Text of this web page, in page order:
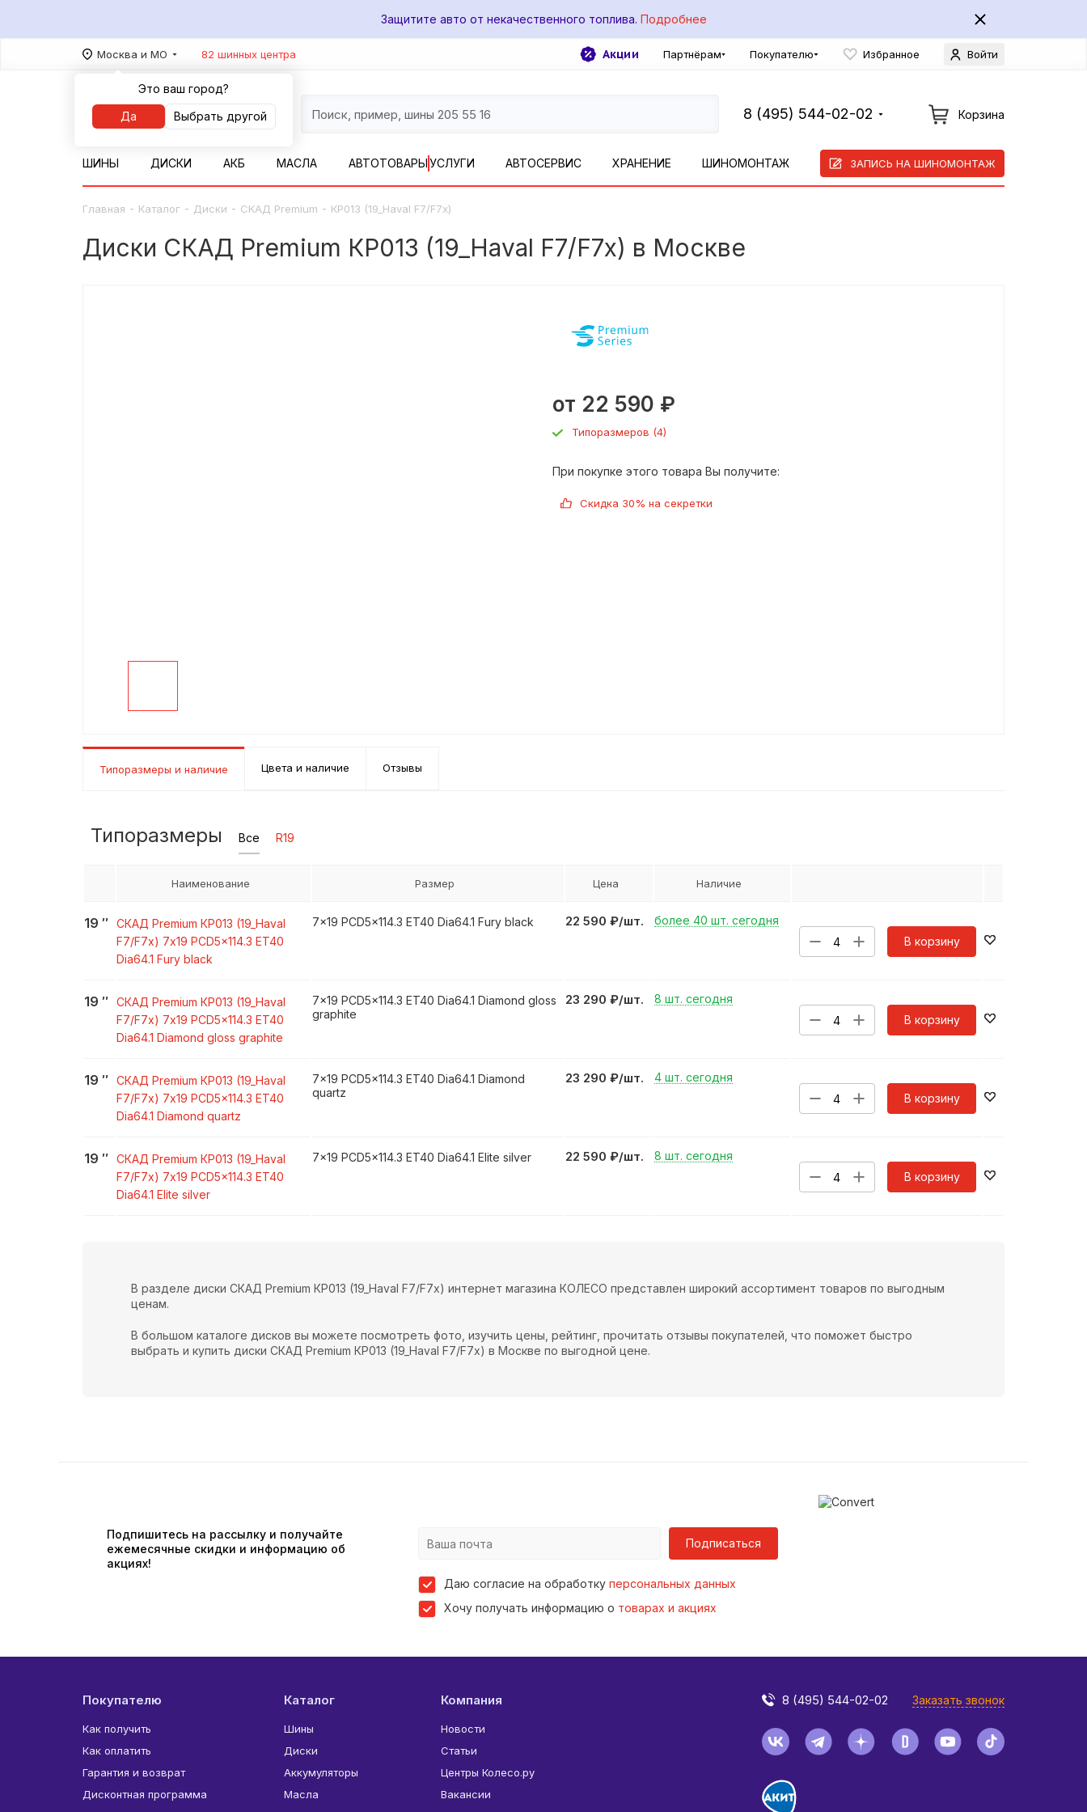
Защитите авто от некачественного топлива. Подробнее
Москва и МО
Это ваш город?
Да
Выбрать другой
82 шинных центра Акции Партнёрам Покупателю Избранное Войти
8 (495) 544-02-02 Корзина
ШИНЫ ДИСКИ АКБ МАСЛА АВТОТОВАРЫУСЛУГИ АВТОСЕРВИС ХРАНЕНИЕ ШИНОМОНТАЖ ЗАПИСЬ НА ШИНОМОНТАЖ
Главная - Каталог - Диски - СКАД Premium - КР013 (19_Haval F7/F7x)
Диски СКАД Premium КР013 (19_Haval F7/F7x) в Москве
от 22 590 ₽
Типоразмеров (4)
При покупке этого товара Вы получите:
Скидка 30% на секретки
Типоразмеры и наличие Цвета и наличие Отзывы
Типоразмеры Все R19
Наименование Размер Цена Наличие
19 ″ СКАД Premium КР013 (19_Haval
F7/F7x) 7x19 PCD5x114.3 ET40
Dia64.1 Fury black
7x19 PCD5x114.3 ET40 Dia64.1 Fury black 22 590 ₽/шт.
более 40 шт. сегодня
В корзину
19 ″ СКАД Premium КР013 (19_Haval
F7/F7x) 7x19 PCD5x114.3 ET40
Dia64.1 Diamond gloss graphite
7x19 PCD5x114.3 ET40 Dia64.1 Diamond gloss
graphite
23 290 ₽/шт.
8 шт. сегодня
В корзину
19 ″ СКАД Premium КР013 (19_Haval
F7/F7x) 7x19 PCD5x114.3 ET40
Dia64.1 Diamond quartz
7x19 PCD5x114.3 ET40 Dia64.1 Diamond
quartz
23 290 ₽/шт.
4 шт. сегодня
В корзину
19 ″ СКАД Premium КР013 (19_Haval
F7/F7x) 7x19 PCD5x114.3 ET40
Dia64.1 Elite silver
7x19 PCD5x114.3 ET40 Dia64.1 Elite silver 22 590 ₽/шт.
8 шт. сегодня
В корзину
В разделе диски СКАД Premium КР013 (19_Haval F7/F7x) интернет магазина КОЛЕСО представлен широкий ассортимент товаров по выгодным
ценам.
В большом каталоге дисков вы можете посмотреть фото, изучить цены, рейтинг, прочитать отзывы покупателей, что поможет быстро
выбрать и купить диски СКАД Premium КР013 (19_Haval F7/F7x) в Москве по выгодной цене.
Подпишитесь на рассылку и получайте
ежемесячные скидки и информацию об
акциях!
Подписаться
Даю согласие на обработку персональных данных
Хочу получать информацию о товарах и акциях
Покупателю
Как получить
Как оплатить
Гарантия и возврат
Дисконтная программа
Каталог
Шины
Диски
Аккумуляторы
Масла
Компания
Новости
Статьи
Центры Колесо.ру
Вакансии
8 (495) 544-02-02 Заказать звонок